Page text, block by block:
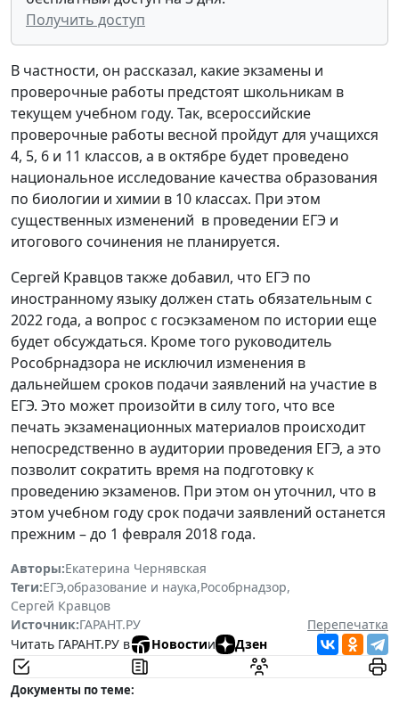
Получить доступ
В частности, он рассказал, какие экзамены и
проверочные работы предстоят школьникам в
текущем учебном году. Так, всероссийские
проверочные работы весной пройдут для учащихся
4, 5, 6 и 11 классов, а в октябре будет проведено
национальное исследование качества образования
по биологии и химии в 10 классах. При этом
существенных изменений в проведении ЕГЭ и
итогового сочинения не планируется.
Сергей Кравцов также добавил, что ЕГЭ по
иностранному языку должен стать обязательным с
2022 года, а вопрос с госэкзаменом по истории еще
будет обсуждаться. Кроме того руководитель
Рособрнадзора не исключил изменения в
дальнейшем сроков подачи заявлений на участие в
ЕГЭ. Это может произойти в силу того, что все
печать экзаменационных материалов происходит
непосредственно в аудитории проведения ЕГЭ, а это
позволит сократить время на подготовку к
проведению экзаменов. При этом он уточнил, что в
этом учебном году срок подачи заявлений останется
прежним – до 1 февраля 2018 года.
Авторы:Екатерина Чернявская
Теги:ЕГЭ,образование и наука,Рособрнадзор,
Сергей Кравцов
Источник:ГАРАНТ.РУ
Перепечатка
Читать ГАРАНТ.РУ в
Новостии Дзен
Документы по теме: